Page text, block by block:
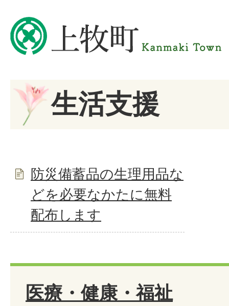
生活支援
防災備蓄品の生理用品な
どを必要なかたに無料
配布します
医療・健康・福祉